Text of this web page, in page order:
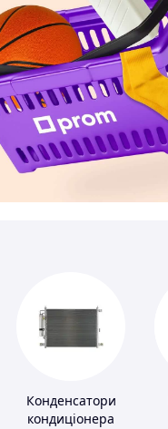
Конденсатори
кондиціонера